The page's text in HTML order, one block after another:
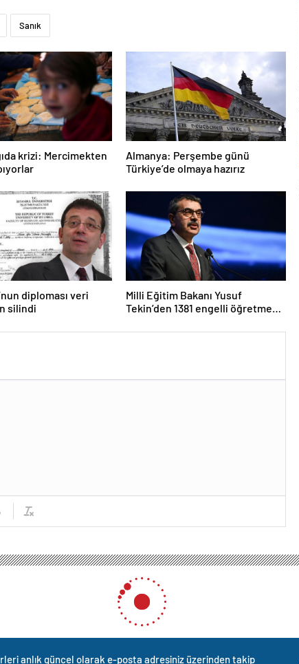
Sanık
krizi: Mercimekten
Almanya: Perşembe günü
Türkiye’de olmaya hazırız
diploması veri
silindi
Milli Eğitim Bakanı Yusuf
Tekin’den 1381 engelli öğretmen
anlık güncel olarak e-posta adresiniz üzerinden takip